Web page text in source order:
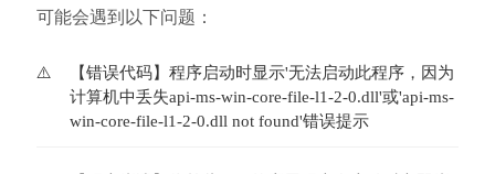
可能会遇到以下问题：
【错误代码】程序启动时显示'无法启动此程序，因为
计算机中丢失api-ms-win-core-file-l1-2-0.dll'或'api-ms-
win-core-file-l1-2-0.dll not found'错误提示